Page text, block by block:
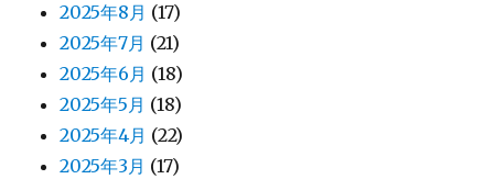
2025年8月 (17)
2025年7月 (21)
2025年6月 (18)
2025年5月 (18)
2025年4月 (22)
2025年3月 (17)